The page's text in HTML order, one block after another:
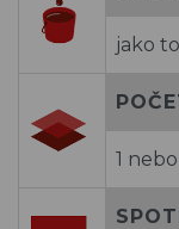
jako
1